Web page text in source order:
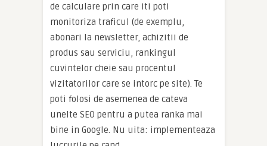
de calculare prin care iti poti
monitoriza traficul (de exemplu,
abonari la newsletter, achizitii de
produs sau serviciu, rankingul
cuvintelor cheie sau procentul
vizitatorilor care se intorc pe site). Te
poti folosi de asemenea de cateva
unelte SEO pentru a putea ranka mai
bine in Google. Nu uita: implementeaza